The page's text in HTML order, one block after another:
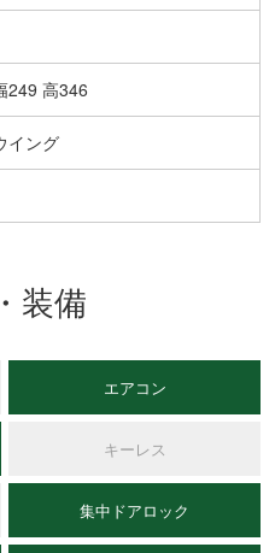
249 高346
イング
装備
エアコン
キーレス
集中ドアロック